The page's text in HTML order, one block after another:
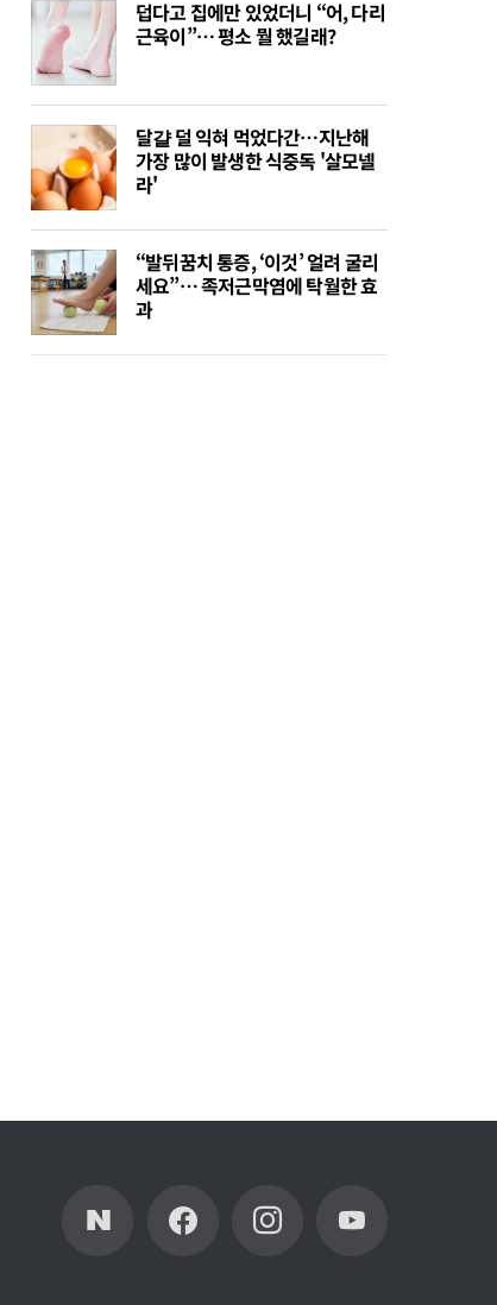
덥다고 집에만 있었더니 “어, 다리
근육이”… 평소 뭘 했길래?
달걀 덜 익혀 먹었다간…지난해
가장 많이 발생한 식중독 '살모넬
라'
“발뒤꿈치 통증, ‘이것’ 얼려 굴리
세요”… 족저근막염에 탁월한 효
과